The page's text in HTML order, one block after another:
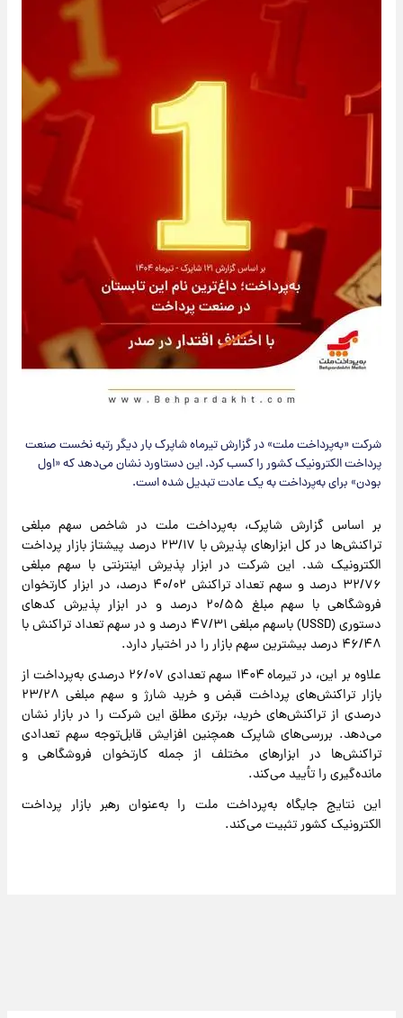
شرکت «به‌پرداخت ملت» در گزارش تیرماه شاپرک بار دیگر رتبه نخست صنعت
پرداخت الکترونیک کشور را کسب کرد. این دستاورد نشان می‌دهد که «اول
بودن» برای به‌پرداخت به یک عادت تبدیل شده است.
بر اساس گزارش شاپرک، به‌پرداخت ملت در شاخص سهم مبلغی
تراکنش‌ها در کل ابزارهای پذیرش با ۲۳/۱۷ درصد پیشتاز بازار پرداخت
الکترونیک شد. این شرکت در ابزار پذیرش اینترنتی با سهم مبلغی
۳۲/۷۶ درصد و سهم تعداد تراکنش ۴۰/۰۲ درصد، در ابزار کارتخوان
فروشگاهی با سهم مبلغ ۲۰/۵۵ درصد و در ابزار پذیرش کدهای
دستوری (USSD) باسهم مبلغی ۴۷/۳۱ درصد و در سهم تعداد تراکنش با
۴۶/۴۸ درصد بیشترین سهم بازار را در اختیار دارد.
علاوه بر این، در تیرماه ۱۴۰۴ سهم تعدادی ۲۶/۰۷ درصدی به‌پرداخت از
بازار تراکنش‌های پرداخت قبض و خرید شارژ و سهم مبلغی ۲۳/۲۸
درصدی از تراکنش‌های خرید، برتری مطلق این شرکت را در بازار نشان
می‌دهد. بررسی‌های شاپرک همچنین افزایش قابل‌توجه سهم تعدادی
تراکنش‌ها در ابزارهای مختلف از جمله کارتخوان فروشگاهی و
مانده‌گیری را تأیید می‌کند.
این نتایج جایگاه به‌پرداخت ملت را به‌عنوان رهبر بازار پرداخت
الکترونیک کشور تثبیت می‌کند.